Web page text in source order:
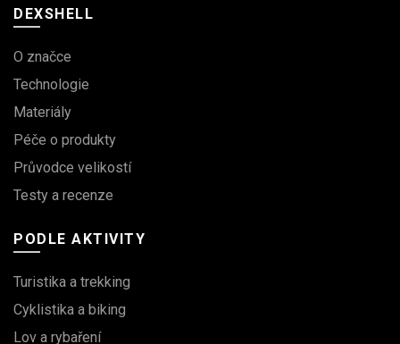
DEXSHELL
O značce
Technologie
Materiály
Péče o produkty
Průvodce velikostí
Testy a recenze
PODLE AKTIVITY
Turistika a trekking
Cyklistika a biking
Lov a rybaření